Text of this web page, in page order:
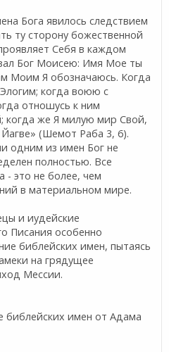
Бога явилось следствием
ту сторону божественной
Себя в каждом
Бог Моисею: Имя Мое ты
Моим Я обозначаюсь. Когда
когда воюю с
отношусь к ним
же Я милую мир Свой,
(Шемот Раба 3, 6).
одним из имен Бог не
полностью. Все
- это не более, чем
в материальном мире.
и иудейские
Писания особенно
библейских имен, пытаясь
на грядущее
Мессии.
библейских имен от Адама